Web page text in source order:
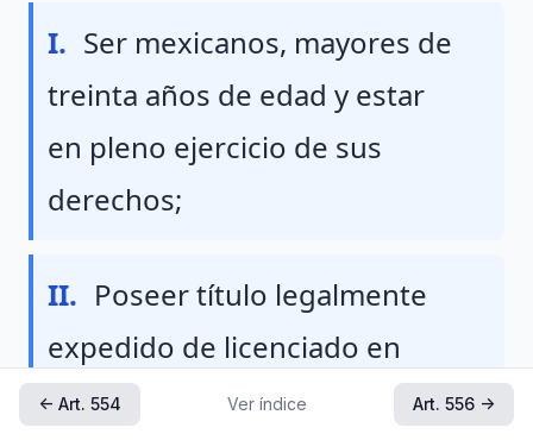
Fraccion I
I. Ser mexicanos, mayores de
treinta años de edad y estar
en pleno ejercicio de sus
derechos;
Fraccion II
II. Poseer título legalmente
expedido de licenciado en
derecho o en economía;
← Art. 554 Ver índice Art. 556 →